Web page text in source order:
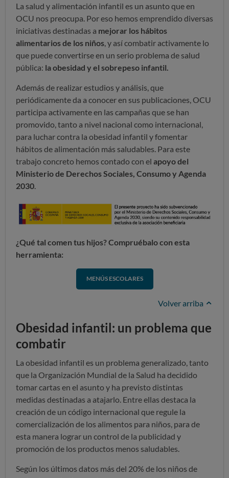
La salud y alimentación infantil es un asunto que en
OCU nos preocupa. Por eso hemos emprendido diversas
iniciativas destinadas a mejorar los hábitos
alimentarios de los niños , y así combatir activamente lo
que puede convertirse en un serio problema de salud
pública: la obesidad y el sobrepeso infantil.
Además de realizar estudios y análisis, que
periódicamente da a conocer en sus publicaciones, OCU
participa activamente en las campañas que se han
promovido, tanto a nivel nacional como internacional,
para luchar contra la obesidad infantil y fomentar
hábitos de alimentación más saludables. Para este
trabajo concreto hemos contado con el apoyo del
Ministerio de Derechos Sociales, Consumo y Agenda
2030
¿Qué tal comen tus hijos? Compruébalo con esta
herramienta:
MENÚS ESCOLARES
Volver arriba
Obesidad infantil: un problema que
combatir
La obesidad infantil es un problema generalizado, tanto
que la Organización Mundial de la Salud ha decidido
tomar cartas en el asunto y ha previsto distintas
medidas destinadas a atajarlo. Entre ellas destaca la
creación de un código internacional que regule la
comercialización de los alimentos para niños, para de
esta manera lograr un control de la publicidad y
promoción de los productos menos saludables.
Según los últimos datos más del 20% de los niños de